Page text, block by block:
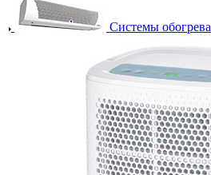
Системы обогрева